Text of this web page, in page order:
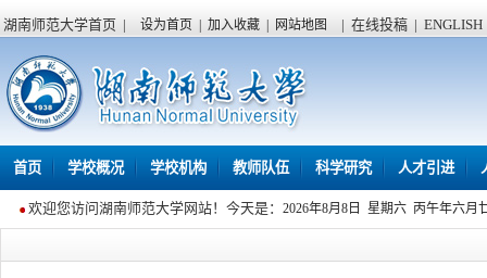
湖南师范大学首页 | 设为首页 加入收藏 网站地图 | 在线投稿 | ENGLISH
首页 学校概况 学校机构 教师队伍 科学研究 人才引进
欢迎您访问湖南师范大学网站！今天是： 2026年8月8日 星期六 丙午年六月